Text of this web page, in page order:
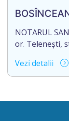
/doisprezece
șase/.
[…]
NOTARUL
or. Telenești,
succesorale în
ION, născut/ă
/cincisprezece
Vezi detalii